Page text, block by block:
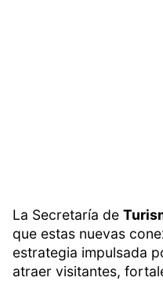
La Secretaría de
que estas nuevas
estrategia impulsada
atraer visitantes,